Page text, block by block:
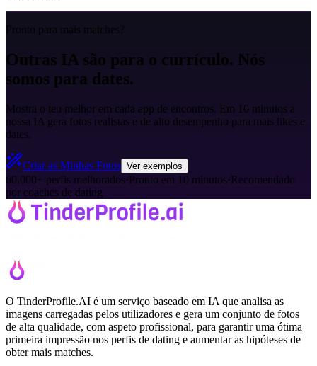
Pronto para mais matches?
Outras IA são para o currículo. Nós
somos para dates.
Mostra o teu melhor em cada app de encontros. Em 10 minutos a
nossa IA gera fotos realistas e de alto desempenho para mais likes e
dates.
Criar as Minhas Fotos Ver exemplos
60.000+ perfis melhorados·Pronto em 10 minutos·Recomendado
por coaches de dating
O TinderProfile.AI é um serviço baseado em IA que analisa as
imagens carregadas pelos utilizadores e gera um conjunto de fotos
de alta qualidade, com aspeto profissional, para garantir uma ótima
primeira impressão nos perfis de dating e aumentar as hipóteses de
obter mais matches.